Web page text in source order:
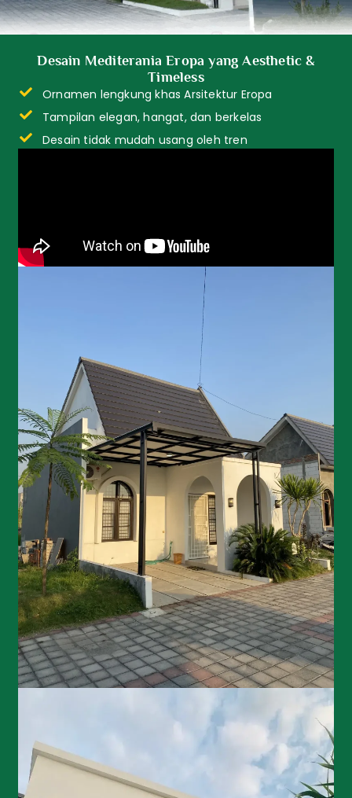
Desain Mediterania Eropa yang Aesthetic &
Timeless
Ornamen lengkung khas Arsitektur Eropa
Tampilan elegan, hangat, dan berkelas
Desain tidak mudah usang oleh tren